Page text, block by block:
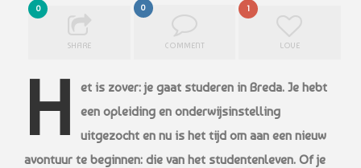
0
SHARE
0
COMMENT
1
LOVE
H
et is zover: je gaat studeren in Breda. Je hebt
een opleiding en onderwijsinstelling
uitgezocht en nu is het tijd om aan een nieuw
avontuur te beginnen: die van het studentenleven. Of je